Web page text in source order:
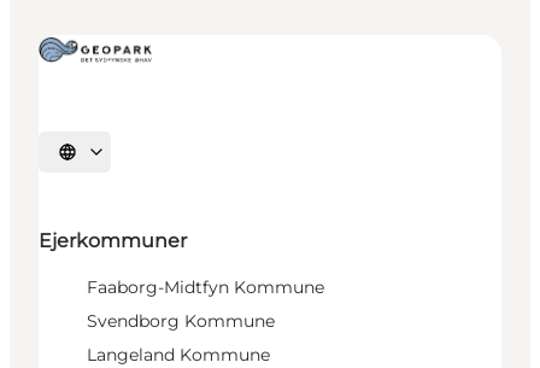
Vælg sprog
Ejerkommuner
Faaborg-Midtfyn Kommune
Svendborg Kommune
Langeland Kommune